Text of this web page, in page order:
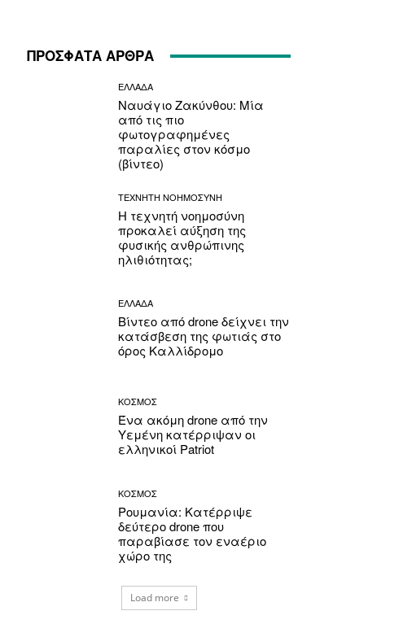
ΠΡΟΣΦΑΤΑ ΑΡΘΡΑ
ΕΛΛΑΔΑ
Ναυάγιο Ζακύνθου: Μία
από τις πιο
φωτογραφημένες
παραλίες στον κόσμο
(βίντεο)
ΤΕΧΝΗΤΗ ΝΟΗΜΟΣΥΝΗ
Η τεχνητή νοημοσύνη
προκαλεί αύξηση της
φυσικής ανθρώπινης
ηλιθιότητας;
ΕΛΛΑΔΑ
Βίντεο από drone δείχνει την
κατάσβεση της φωτιάς στο
όρος Καλλίδρομο
ΚΟΣΜΟΣ
Ένα ακόμη drone από την
Υεμένη κατέρριψαν οι
ελληνικοί Patriot
ΚΟΣΜΟΣ
Ρουμανία: Κατέρριψε
δεύτερο drone που
παραβίασε τον εναέριο
χώρο της
Load more